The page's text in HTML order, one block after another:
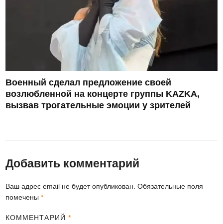
Военный сделал предложение своей
возлюбленной на концерте группы KAZKA,
вызвав трогательные эмоции у зрителей
Добавить комментарий
Ваш адрес email не будет опубликован. Обязательные поля
помечены*
КОММЕНТАРИЙ *